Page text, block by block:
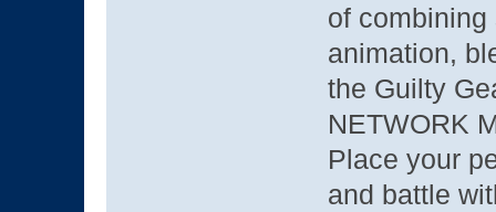
of combining
animation,
the Guilty
NETWORK
Place your
and battle